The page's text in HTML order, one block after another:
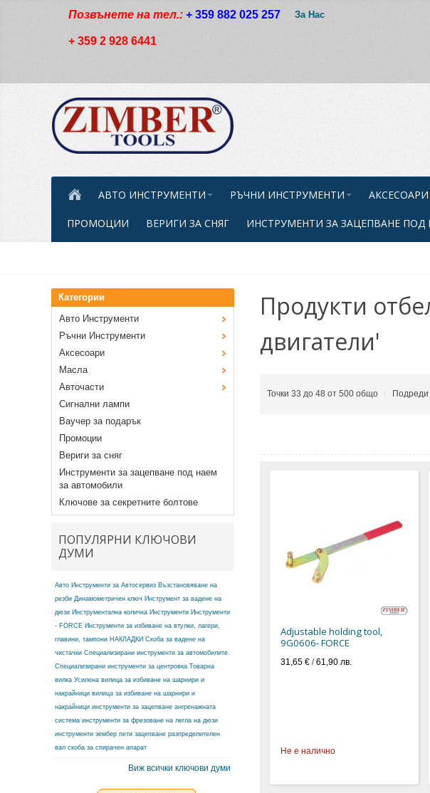
Позвънете на тел.: + 359 882 025 257
+ 359 2 928 6441
За Нас
АВТО ИНСТРУМЕНТИ РЪЧНИ ИНСТРУМЕНТИ АКСЕСОАРИ
ПРОМОЦИИ ВЕРИГИ ЗА СНЯГ ИНСТРУМЕНТИ ЗА ЗАЦЕПВАНЕ
Продукти
двигатели'
Точки 33 до 48 от 500 общо Подреди
Adjustable holding tool,
9G0606- FORCE
31,65 € /61,90 лв.
Не е налично
Категории
Авто Инструменти
Ръчни Инструменти
Аксесоари
Масла
Авточасти
Сигнални лампи
Ваучер за подарък
Промоции
Вериги за сняг
Инструменти за зацепване под наем
за автомобили
Ключове за секретните болтове
ПОПУЛЯРНИ КЛЮЧОВИ
ДУМИ
Авто Инструменти за Автосервиз Възстановяване на
резби Динамометричен ключ Инструмент за вадене на
дюзи Инструментална количка Инструменти Инструменти
- FORCE Инструменти за избиване на втулки, лагери,
главини, тампони НАКЛАДКИ Скоба за вадене на
чистачки Специализирани инструменти за автомобилите.
Специализирани инструменти за центровка Товарна
вилка Усилена вилица за избиване на шарнири и
накрайници вилица за избиване на шарнири и
накрайници инструменти за зацепване ангренажната
система инструменти за фрезоване на легла на дюзи
инструменти зембер пети зацепване разпределителен
вал скоба за спирачен апарат
Виж всички ключови думи